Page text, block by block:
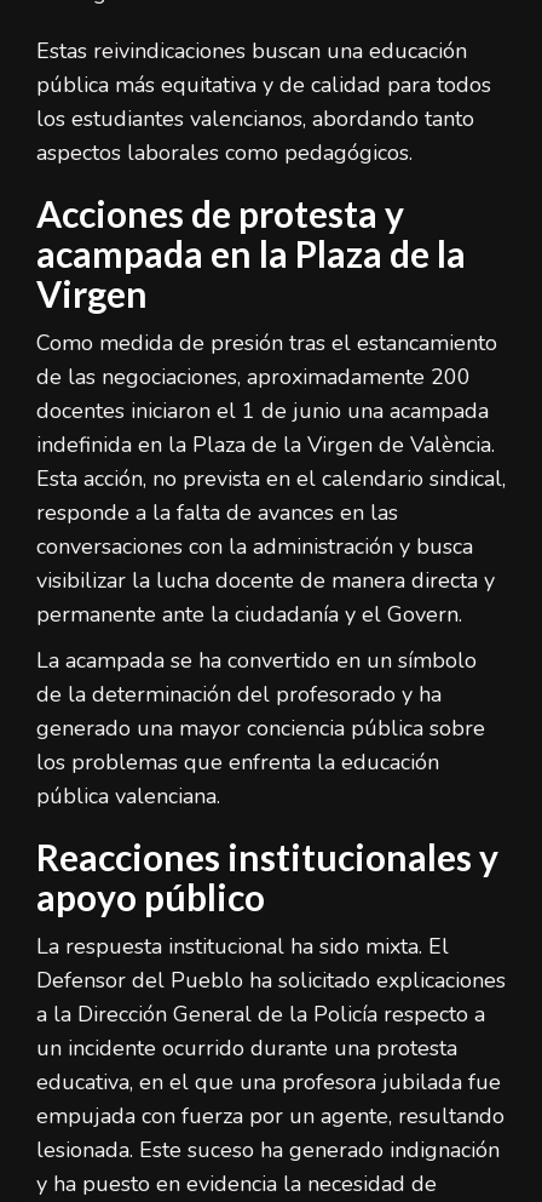
Estas reivindicaciones buscan una educación
pública más equitativa y de calidad para todos
los estudiantes valencianos, abordando tanto
aspectos laborales como pedagógicos.
Acciones de protesta y
acampada en la Plaza de la
Virgen
Como medida de presión tras el estancamiento
de las negociaciones, aproximadamente 200
docentes iniciaron el 1 de junio una acampada
indefinida en la Plaza de la Virgen de València.
Esta acción, no prevista en el calendario sindical,
responde a la falta de avances en las
conversaciones con la administración y busca
visibilizar la lucha docente de manera directa y
permanente ante la ciudadanía y el Govern.
La acampada se ha convertido en un símbolo
de la determinación del profesorado y ha
generado una mayor conciencia pública sobre
los problemas que enfrenta la educación
pública valenciana.
Reacciones institucionales y
apoyo público
La respuesta institucional ha sido mixta. El
Defensor del Pueblo ha solicitado explicaciones
a la Dirección General de la Policía respecto a
un incidente ocurrido durante una protesta
educativa, en el que una profesora jubilada fue
empujada con fuerza por un agente, resultando
lesionada. Este suceso ha generado indignación
y ha puesto en evidencia la necesidad de